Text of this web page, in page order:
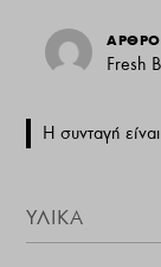
Fresh
Η συνταγή
ΥΛΙΚΑ